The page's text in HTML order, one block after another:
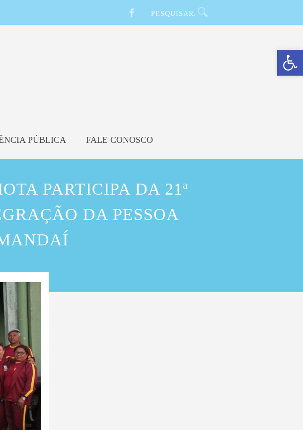
Barra de Ferramentas Aberta
PÚBLICA FALE CONOSCO
PARTICIPA DA 21ª
DA PESSOA